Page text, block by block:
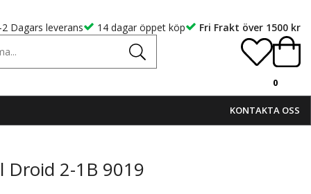
2 Dagars leverans 14 dagar öppet köp Fri Frakt över 1500 kr
0
KONTAKTA OSS
Droid 2-1B 9019